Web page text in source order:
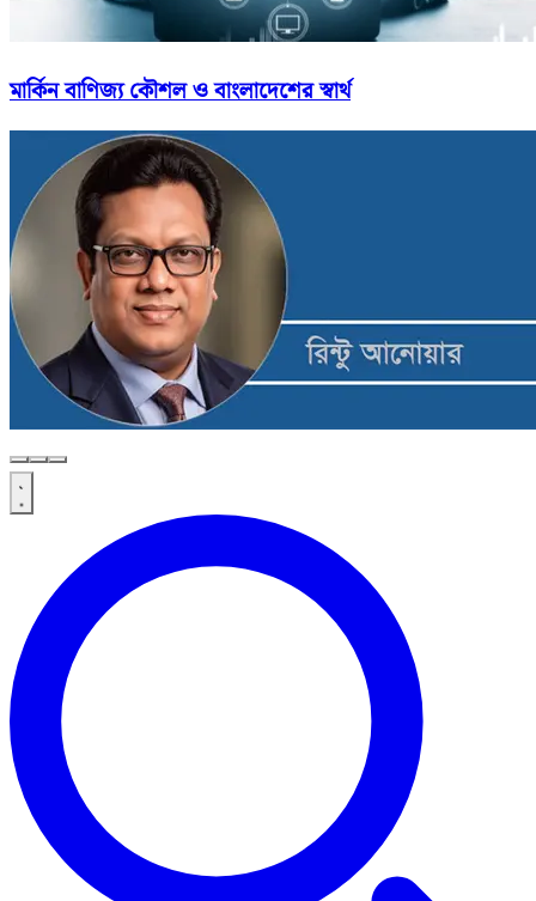
মার্কিন বাণিজ্য কৌশল ও বাংলাদেশের স্বার্থ